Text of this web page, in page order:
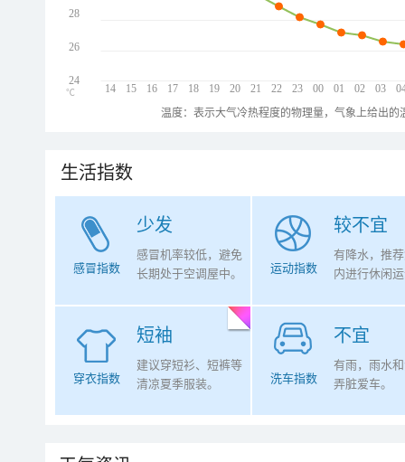
14 15 16 17 18 19 20 21 22 23 00 01 02 03
28
26
24
℃
温度：表示大气冷热程度的物理量，气象上给出
生活指数
少发
感冒指数
感冒机率较低，避免
长期处于空调屋中。
较不宜
运动指数
有降水，推
内进行休闲
短袖
穿衣指数
建议穿短衫、短裤等
清凉夏季服装。
不宜
洗车指数
有雨，雨水
弄脏爱车。